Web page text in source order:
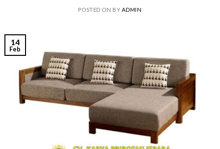
POSTED ON BY ADMIN
14
Feb